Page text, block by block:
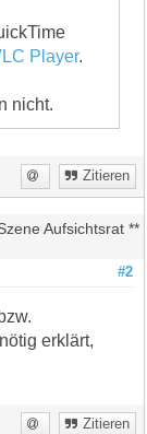
Player.
nicht.
Zitieren
Aufsichtsrat **
#2
erklärt,
Zitieren